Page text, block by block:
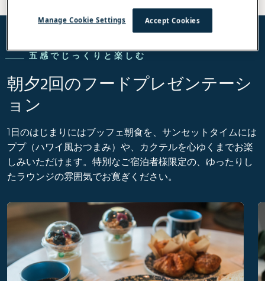
五感でじっくりと楽しむ
朝夕2回のフードプレゼンテーシ
ョン
1日のはじまりにはブッフェ朝食を、サンセットタイムには
ププ（ハワイ風おつまみ）や、カクテルを心ゆくまでお楽
しみいただけます。特別なご宿泊者様限定の、ゆったりし
たラウンジの雰囲気でお寛ぎください。
Accept Cookies
Manage Cookie Settings